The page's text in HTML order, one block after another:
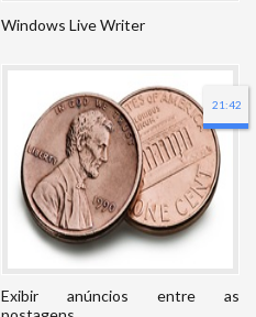
Windows Live Writer
Exibir anúncios entre as
21:42